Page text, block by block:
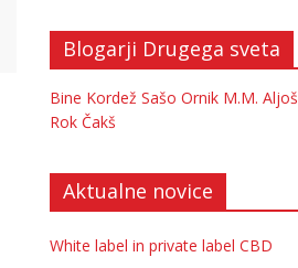
Blogarji Drugega sveta
Bine Kordež Sašo Ornik M.M.
Rok Čakš
Aktualne novice
White label in private label CBD